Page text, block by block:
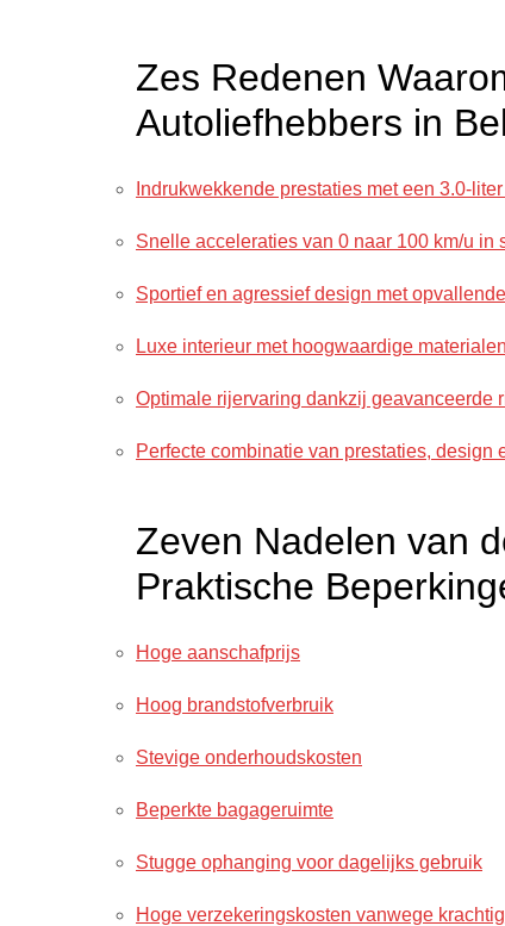
Zes Redenen
Autoliefhebbers in
Indrukwekkende prestaties met een 3.0-
Snelle acceleraties van 0 naar 100 km/u in
Sportief en agressief design met
Luxe interieur met hoogwaardige
Optimale rijervaring dankzij geavanceerde
Perfecte combinatie van prestaties, design
Zeven Nadelen van
Praktische
Hoge aanschafprijs
Hoog brandstofverbruik
Stevige onderhoudskosten
Beperkte bagageruimte
Stugge ophanging voor dagelijks gebruik
Hoge verzekeringskosten vanwege